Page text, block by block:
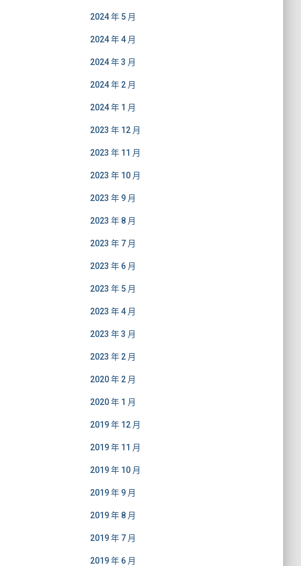
2024 年 5 月
2024 年 4 月
2024 年 3 月
2024 年 2 月
2024 年 1 月
2023 年 12 月
2023 年 11 月
2023 年 10 月
2023 年 9 月
2023 年 8 月
2023 年 7 月
2023 年 6 月
2023 年 5 月
2023 年 4 月
2023 年 3 月
2023 年 2 月
2020 年 2 月
2020 年 1 月
2019 年 12 月
2019 年 11 月
2019 年 10 月
2019 年 9 月
2019 年 8 月
2019 年 7 月
2019 年 6 月